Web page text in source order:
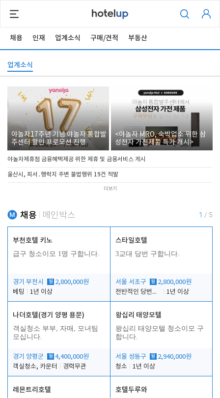
채용 인재 업계소식 구매/견적 부동산
업계소식
야놀자17주년 기념 야놀자 통합발
주센터 할인 프로모션 진행
<야놀자 MRO, 숙박업소 위한 삼
성전자 가전제품 특가 개시>
야놀자제휴점 금융혜택제공 위한 제휴 및 금융서비스 게시
울산시, 피서․행락지 주변 불법행위 19건 적발
더보기
채용 메인박스 1 / 5
부천호텔 키노
급구 청소이모 1명 구합니다.
경기 부천시 월 2,800,000원
베팅
1년 이상
스타일호텔
3교대 당번 구합니다.
서울 서초구 월 2,800,000원
전반적인 당번업무
1년 이상
나더호텔(경기 양평 용문)
객실청소 부부, 자매, 모녀팀
모십니다.
경기 양평군 월 4,400,000원
객실청소, 카운터
경력무관
왕십리 태양모텔
왕십리 태양모텔 청소이모 구
합니다.
서울 성동구 월 2,940,000원
청소
1년 이상
레몬트리호텔 호텔두루와